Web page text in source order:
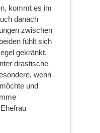
kommt es im
danach
zwischen
fühlt sich
gekränkt.
drastische
wenn
und